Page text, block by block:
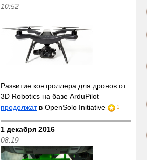
10:52
Развитие контроллера для дронов от
3D Robotics на базе ArduPilot
продолжатв OpenSolo Initiative 1
1 декабря 2016
08:19